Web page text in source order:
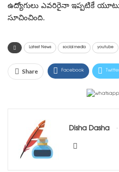
ఉద్యోగులు ఎవరిరైనా ఇప్పటికే
సూచించింది.
Latest News social media youtube
Share Facebook
Disha Dasha